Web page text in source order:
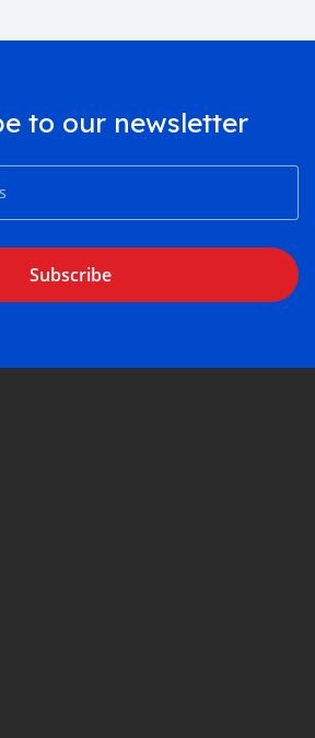
to our newsletter
Subscribe